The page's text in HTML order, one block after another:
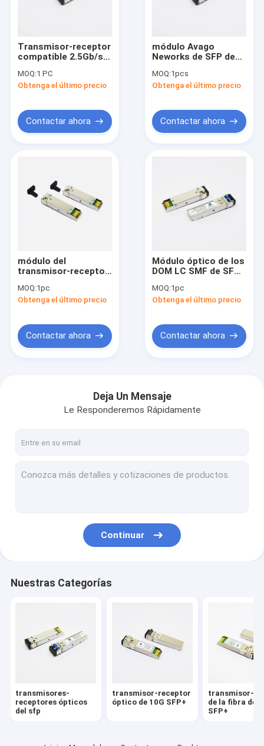
Sobre nosotros
Pida una cita
transmisores-receptores ópticos del sfp
transmisor-receptor de la fibra de 10G SFP+
Transmisor-receptor óptico CFP2
Transmisor-receptor
compatible 2.5Gb/s
1550nm los 40km
SFP
MOQ:1 PC
Obtenga el último precio
Contactar ahora
módulo Avago
Neworks de SFP de
1310nm los 40km
compatible
MOQ:1pcs
Obtenga el último precio
Contactar ahora
módulo del
transmisor-receptor
SMF SFP,
1490nm/1310nm
MOQ:1pc
Obtenga el último precio
Contactar ahora
Módulo óptico de los
DOM LC SMF de SFP
1000BASE-LX/LH SFP
1310nm los 20km
MOQ:1pc
Obtenga el último precio
Contactar ahora
Deja Un Mensaje
Le Responderemos Rápidamente
Continuar
Nuestras Categorías
transmisores-
receptores ópticos
del sfp
transmisor-receptor
óptico de 10G SFP+
transmisor-
de la fibra de
SFP+